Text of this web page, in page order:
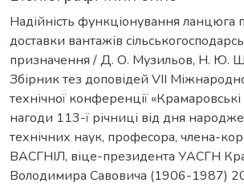
Надійність функціонування ланцюга
доставки вантажів
призначення / Д. О. Музильов, Н. Ю.
Збірник тез доповідей VIІ
технічної конференції
нагоди 113-ї річниці від дня
технічних наук, професора, члена-
ВАСГНІЛ, віце-президента УАСГН
Володимира Савовича (1906-1987)